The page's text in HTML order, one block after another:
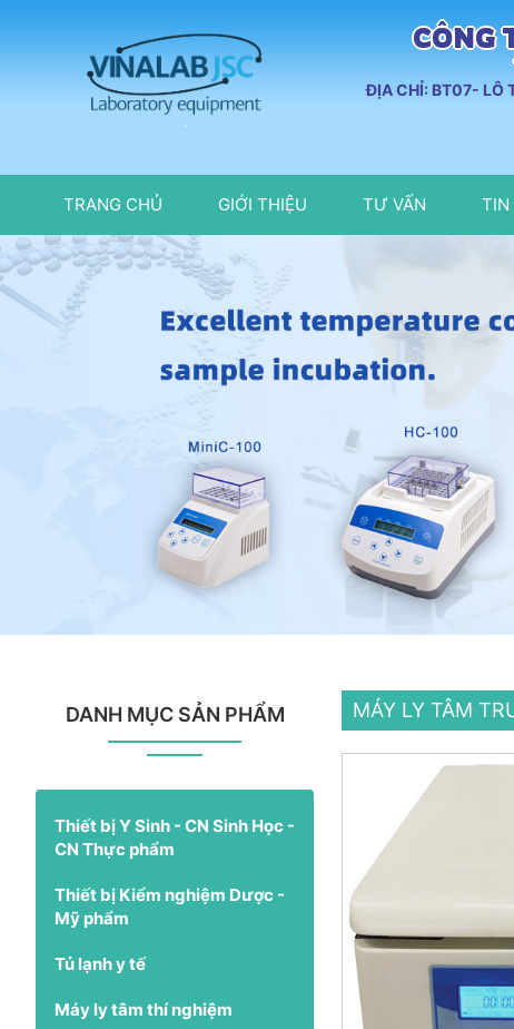
CÔNG
ĐỊA CHỈ: BT07- LÔ
TRANG CHỦ GIỚI THIỆU TƯ VẤN TIN
DANH MỤC SẢN PHẨM
Thiết bị Y Sinh - CN Sinh Học -
CN Thực phẩm
Thiết bị Kiểm nghiệm Dược -
Mỹ phẩm
Tủ lạnh y tế
Máy ly tâm thí nghiệm
MÁY LY TÂM